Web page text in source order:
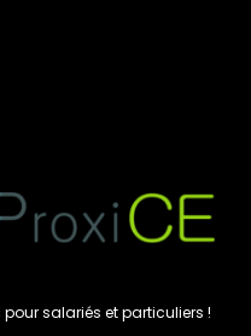
salariés et particuliers !